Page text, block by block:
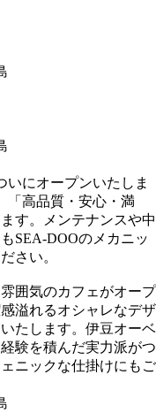
いにオープンいたしま
「高品質・安心・満
す。メンテナンスや中
SEA-DOOのメカニッ
さい。
囲気のカフェがオープ
溢れるオシャレなデザ
たします。伊豆オーベ
験を積んだ実力派がつ
ニックな仕掛けにもご